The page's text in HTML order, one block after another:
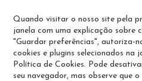
Quando visitar o nosso site pela
janela com uma explicação sobre
"Guardar preferências", autoriza-
cookies e plugins selecionados na
Política de Cookies. Pode
seu navegador, mas observe que